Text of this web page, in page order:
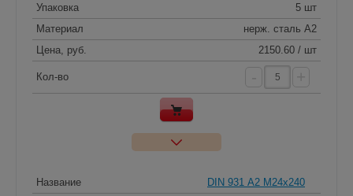
Упаковка
5 шт
Материал
нерж. сталь A2
Цена, руб.
2150.60 / шт
Кол-во
Название
DIN 931 А2 M24x240